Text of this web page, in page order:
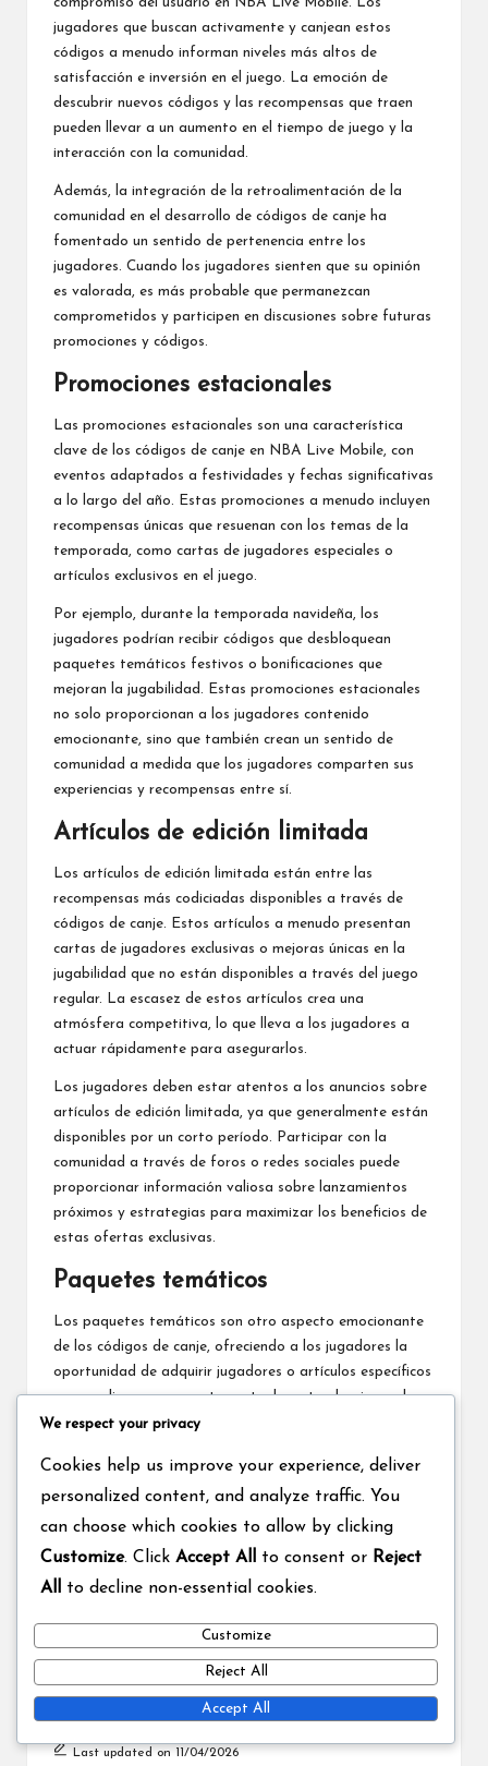
jugadores que buscan activamente y canjean estos
códigos a menudo informan niveles más altos de
satisfacción e inversión en el juego. La emoción de
descubrir nuevos códigos y las recompensas que traen
pueden llevar a un aumento en el tiempo de juego y la
interacción con la comunidad.
Además, la integración de la retroalimentación de la
comunidad en el desarrollo de códigos de canje ha
fomentado un sentido de pertenencia entre los
jugadores. Cuando los jugadores sienten que su opinión
es valorada, es más probable que permanezcan
comprometidos y participen en discusiones sobre futuras
promociones y códigos.
Promociones estacionales
Las promociones estacionales son una característica
clave de los códigos de canje en NBA Live Mobile, con
eventos adaptados a festividades y fechas significativas
a lo largo del año. Estas promociones a menudo incluyen
recompensas únicas que resuenan con los temas de la
temporada, como cartas de jugadores especiales o
artículos exclusivos en el juego.
Por ejemplo, durante la temporada navideña, los
jugadores podrían recibir códigos que desbloquean
paquetes temáticos festivos o bonificaciones que
mejoran la jugabilidad. Estas promociones estacionales
no solo proporcionan a los jugadores contenido
emocionante, sino que también crean un sentido de
comunidad a medida que los jugadores comparten sus
experiencias y recompensas entre sí.
Artículos de edición limitada
Los artículos de edición limitada están entre las
recompensas más codiciadas disponibles a través de
códigos de canje. Estos artículos a menudo presentan
cartas de jugadores exclusivas o mejoras únicas en la
jugabilidad que no están disponibles a través del juego
regular. La escasez de estos artículos crea una
atmósfera competitiva, lo que lleva a los jugadores a
actuar rápidamente para asegurarlos.
Los jugadores deben estar atentos a los anuncios sobre
artículos de edición limitada, ya que generalmente están
disponibles por un corto período. Participar con la
comunidad a través de foros o redes sociales puede
proporcionar información valiosa sobre lanzamientos
próximos y estrategias para maximizar los beneficios de
estas ofertas exclusivas.
Paquetes temáticos
Los paquetes temáticos son otro aspecto emocionante
de los códigos de canje, ofreciendo a los jugadores la
oportunidad de adquirir jugadores o artículos específicos
que se alinean con eventos actuales o tendencias en la
NBA. Estos paquetes a menudo están diseñados para
haciéndolos atractivos para jugadores competitivos.
lanzamientos de paquetes temáticos, ya que a menudo
coinciden con eventos del mundo real de la NBA o
actuaciones de jugadores. Mantenerse informado sobre
estratégica, permitiendo a los jugadores construir
equipos más fuertes y mejorar su experiencia de juego en
general.
Last updated on 11/04/2026
We respect your privacy
Cookies help us improve your experience, deliver
personalized content, and analyze traffic. You
can choose which cookies to allow by clicking
Customize. Click Accept All to consent or Reject
All
to decline non-essential cookies.
Customize
Reject All
Accept All